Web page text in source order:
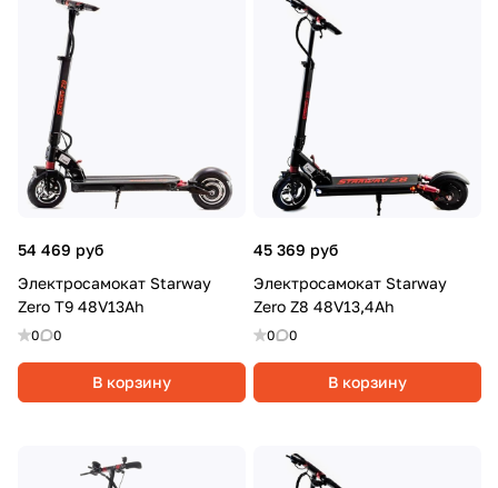
54 469 руб
Электросамокат Starway
Zero T9 48V13Ah
0 0
В корзину
45 369 руб
Электросамокат Starway
Zero Z8 48V13,4Ah
0 0
В корзину